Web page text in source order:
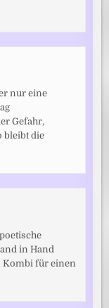
nur eine
Gefahr,
bleibt die
in Hand
Kombi für einen